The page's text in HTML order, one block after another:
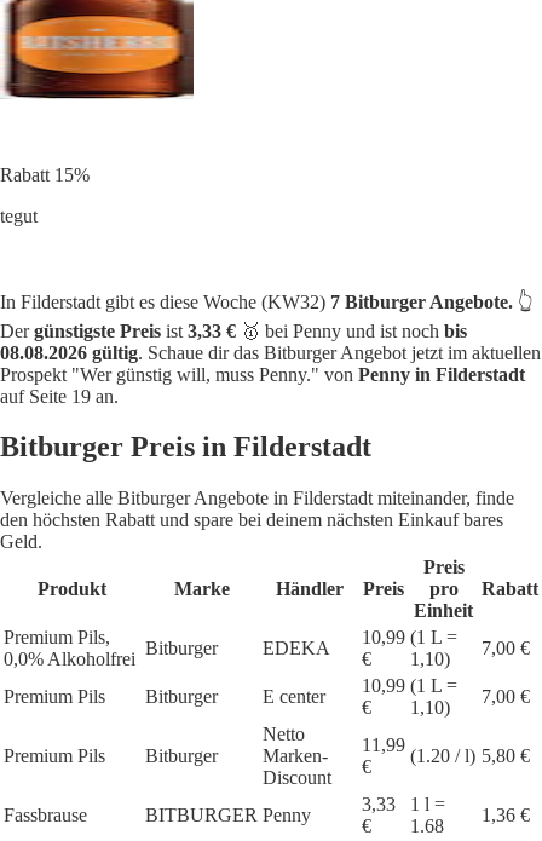
Rabatt 15%
tegut
In Filderstadt gibt es diese Woche (KW32) 7 Bitburger Angebote. 👆
Dergünstigste Preis ist 3,33 € 🥇 bei Penny und ist noch bis
08.08.2026 gültig. Schaue dir das Bitburger Angebot jetzt im aktuellen
Prospekt "Wer günstig will, muss Penny." von Penny in Filderstadt
auf Seite 19 an.
Bitburger Preis in Filderstadt
Vergleiche alle Bitburger Angebote in Filderstadt miteinander, finde
den höchsten Rabatt und spare bei deinem nächsten Einkauf bares
Geld.
Produkt Marke Händler Preis
Preis
pro
Einheit
Rabatt
Premium Pils,
0,0% Alkoholfrei
Bitburger EDEKA
10,99
€
(1 L =
1,10)
7,00 €
Premium Pils Bitburger E center
10,99
€
(1 L =
1,10)
7,00 €
Premium Pils Bitburger
Netto
Marken-
Discount
11,99
€
(1.20 / l) 5,80 €
Fassbrause BITBURGER Penny
3,33
€
1 l =
1.68
1,36 €